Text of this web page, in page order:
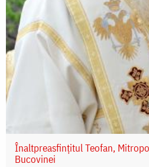
Înaltpreasfințitul Teofan,
Bucovinei